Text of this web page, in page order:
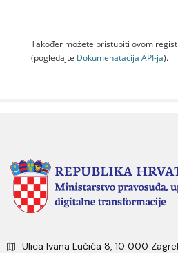
Također možete pristupiti ovom
(pogledajte Dokumenаtаcijа API-jа).